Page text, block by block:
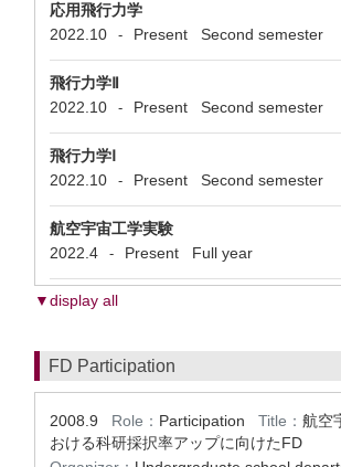
応用飛行力学
2022.10
- Present Second semester
飛行力学Ⅱ
2022.10
- Present Second semester
飛行力学Ⅰ
2022.10
- Present Second semester
航空宇宙工学実験
2022.4
- Present Full year
▼display all
FD Participation
2008.9 Role： Participation Title： 航空
おける科研採択率アップに向けたFD